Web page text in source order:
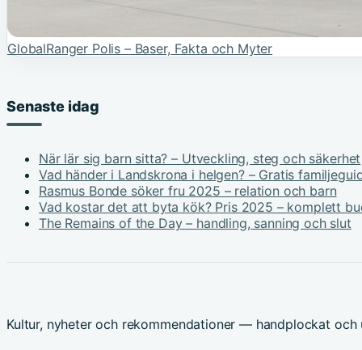
GlobalRanger Polis – Baser, Fakta och Myter
Senaste idag
När lär sig barn sitta? – Utveckling, steg och säkerhet
Vad händer i Landskrona i helgen? – Gratis
Rasmus Bonde söker fru 2025 – relation och barn
Vad kostar det att byta kök? Pris 2025 – komplett
The Remains of the Day – handling, sanning och slut
Kultur, nyheter och rekommendationer — handplockat